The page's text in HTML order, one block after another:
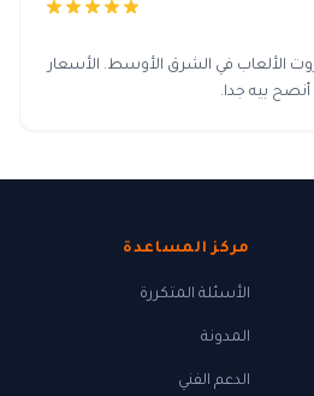
الألعاب في الشرق الأوسط. الأسعار
أنصح بيه جدا.
مركز المساعدة
الأسئلة المتكررة
المدونة
الدعم الفني